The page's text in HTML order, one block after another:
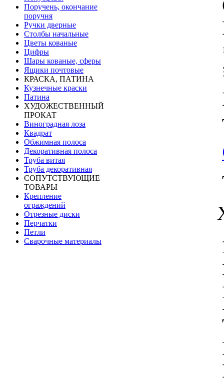
Поручень, окончание
поручня
Ручки дверные
Столбы начальные
Цветы кованые
Цифры
Шары кованые, сферы
Ящики почтовые
КРАСКА, ПАТИНА
Кузнечные краски
Патина
ХУДОЖЕСТВЕННЫЙ
ПРОКАТ
Виноградная лоза
Квадрат
Обжимная полоса
Декоративная полоса
Труба витая
Труба декоративная
СОПУТСТВУЮЩИЕ
ТОВАРЫ
Крепление
ограждений
Отрезные диски
Перчатки
Петли
Сварочные материалы